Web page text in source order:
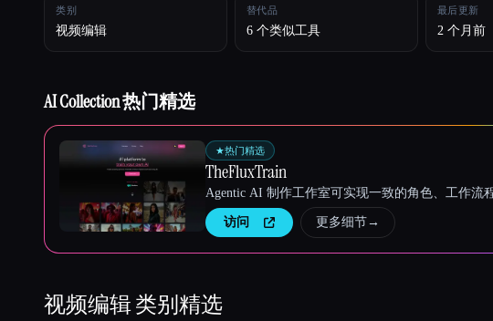
类别
视频编辑
替代品
6 个类似工具
最后更新
2 个月前
AI Collection 热门精选
★热门精选
TheFluxTrain
Agentic AI 制作工作室可实现一致的角色、工作流
访问 更多细节→
视频编辑类别精选